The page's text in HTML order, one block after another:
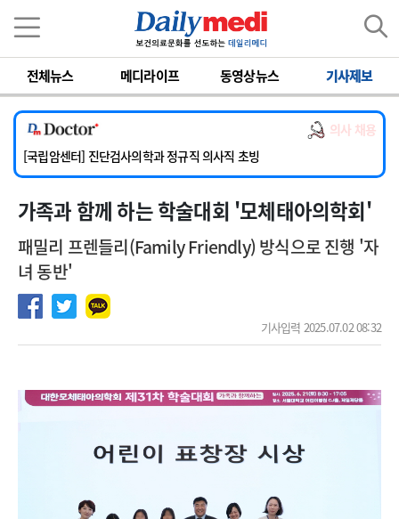
전체뉴스 메디라이프 동영상뉴스 기사제보
의사 채용
[서울아산병원] 2026년 하반기 인턴 모집
[명지병원] 하반기 전공의(인턴) 모집
[동국대학교 경주병원] 내과(소화기, 심장, 내분비), 소아청소년과, 외과, 심장혈관흉부외과, 이비인후과, 병리과 교원 초빙
[국립암센터] 진단검사의학과 정규직 의사직 초빙
[인제대학교해운대백병원] 치과 진료교수 모집 공고
[서울아산병원] 2026년 하반기 인턴 모집
가족과 함께 하는 학술대회 '모체태아의학회'
패밀리 프렌들리(Family Friendly) 방식으로 진행 '자
녀 동반'
기사입력 2025.07.02 08:32